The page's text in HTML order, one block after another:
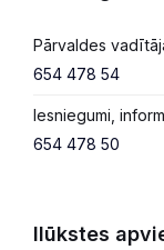
Pārvaldes
654 478 54
Iesniegumi,
654 478 50
Ilūkstes